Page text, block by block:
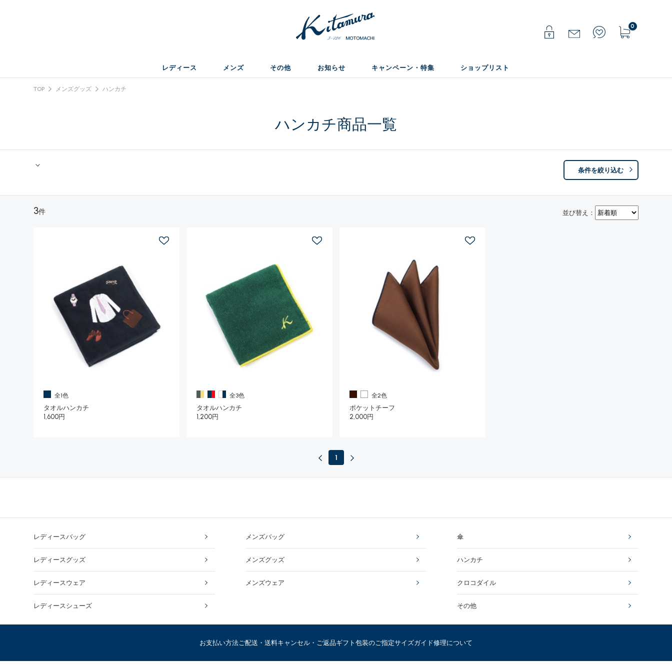
0
レディース メンズ その他 お知らせ キャンペーン・特集 ショップリスト
TOP メンズグッズ ハンカチ
ハンカチ商品一覧
条件を絞り込む
3件 並び替え：
全1色
タオルハンカチ
1,600円
全3色
タオルハンカチ
1,200円
全2色
ポケットチーフ
2,000円
1
レディースバッグ
レディースグッズ
レディースウェア
レディースシューズ
メンズバッグ
メンズグッズ
メンズウェア
傘
ハンカチ
クロコダイル
その他
お支払い方法ご配送・送料キャンセル・ご返品ギフト包装のご指定サイズガイド修理について